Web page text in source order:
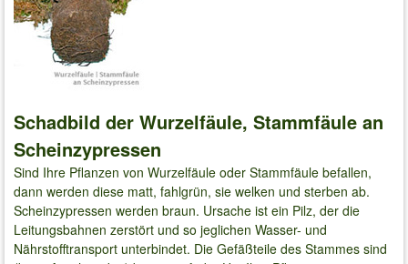
Schadbild der Wurzelfäule, Stammfäule an
Scheinzypressen
Sind Ihre Pflanzen von Wurzelfäule oder Stammfäule befallen,
dann werden diese matt, fahlgrün, sie welken und sterben ab.
Scheinzypressen werden braun. Ursache ist ein Pilz, der die
Leitungsbahnen zerstört und so jeglichen Wasser- und
Nährstofftransport unterbindet. Die Gefäßteile des Stammes sind